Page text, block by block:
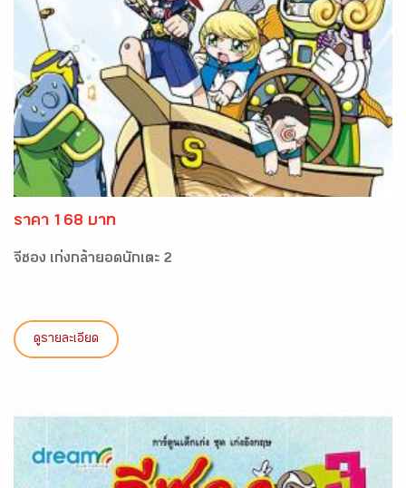
ราคา 168 บาท
จีซอง เก่งกล้ายอดนักเตะ 2
ดูรายละเอียด